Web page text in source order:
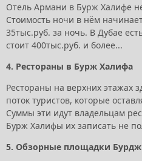
Отель Армани в Бурж Халифе
Стоимость ночи в нём
35тыс.руб. за ночь. В Дубае
стоит 400тыс.руб. и более...
4. Рестораны в Бурж Халифа
Рестораны на верхних этажах
поток туристов, которые
Суммы эти идут владельцам
Бурж Халифы их записать не
5. Обзорные площадки